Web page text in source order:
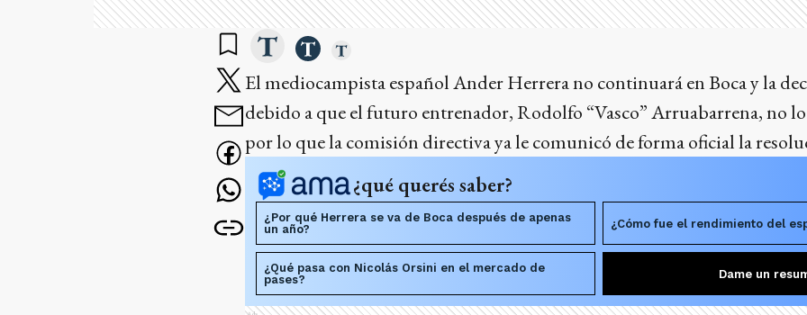
El mediocampista español Ander Herrera no continuará en Boca y la
debido a que el futuro entrenador, Rodolfo “Vasco” Arruabarrena, no
por lo que la comisión directiva ya le comunicó de forma oficial la
¿qué querés saber?
¿Por qué Herrera se va de Boca después de apenas
un año?
¿Cómo fue el rendimiento del
¿Qué pasa con Nicolás Orsini en el mercado de
pases?
Dame un